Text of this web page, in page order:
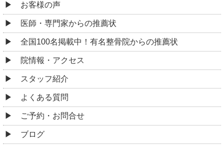
お客様の声
医師・専門家からの推薦状
全国100名掲載中！有名整骨院からの推薦状
院情報・アクセス
スタッフ紹介
よくある質問
ご予約・お問合せ
ブログ